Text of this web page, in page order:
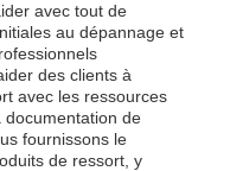
avec tout de
au dépannage et
des clients à
avec les ressources
documentation de
fournissons le
de ressort, y